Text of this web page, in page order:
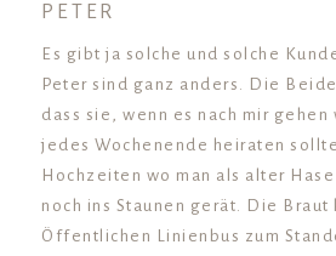
PETER
Es gibt ja solche und solche
Peter sind ganz anders. Die
dass sie, wenn es nach mir
jedes Wochenende heiraten
Hochzeiten wo man als alter
noch ins Staunen gerät. Die Braut
Öffentlichen Linienbus zum